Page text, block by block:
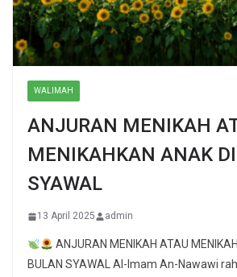
WALIMAH
ANJURAN MENIKAH
MENIKAHKAN ANAK
SYAWAL
13 April 2025 admin
ANJURAN MENIKAH ATAU
BULAN SYAWAL Al-Imam An-Nawawi